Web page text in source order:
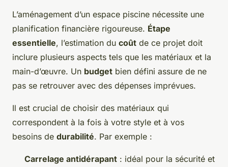
L’aménagement d’un espace piscine nécessite une
planification financière rigoureuse. Étape
essentielle, l’estimation du coût de ce projet doit
inclure plusieurs aspects tels que les matériaux et la
main-d’œuvre. Un budget bien défini assure de ne
pas se retrouver avec des dépenses imprévues.
Il est crucial de choisir des matériaux qui
correspondent à la fois à votre style et à vos
besoins de durabilité. Par exemple :
Carrelage antidérapant : idéal pour la sécurité et